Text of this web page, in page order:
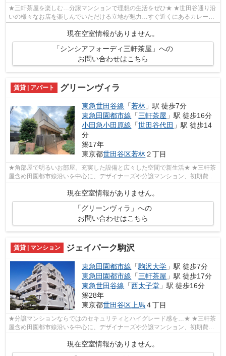
★三軒茶屋を楽しむ…分譲マンションで理想の生活をぜひ★ ★世田谷通り沿
いの様々なお店を楽しんでいただける立地が魅力…すぐ近くにあるカレー屋
さんはとても有名なところなんですよ♪もち...
現在空室情報がありません。
「シンシアフォーディ三軒茶屋」への
お問い合わせはこちら
賃貸 | アパート グリーンヴィラ
東急世田谷線 「若林 」駅 徒歩7分
東急田園都市線 「三軒茶屋 」駅 徒歩16分
小田急小田原線 「世田谷代田 」駅 徒歩14
分
築17年
東京都世田谷区若林２丁目
★角部屋で明るいお部屋。充実した設備と広々した空間で新生活★ ★三軒茶
屋含め田園都市線沿いを中心に、デザイナーズや分譲マンション、初期費用
現在空室情報がありません。
「グリーンヴィラ」への
お問い合わせはこちら
賃貸 | マンション ジェイパーク駒沢
東急田園都市線 「駒沢大学 」駅 徒歩7分
東急田園都市線 「三軒茶屋 」駅 徒歩17分
東急世田谷線 「西太子堂 」駅 徒歩16分
築28年
東京都世田谷区 上馬４丁目
★分譲マンションならではのセキュリティとハイグレード感を…★ ★三軒茶
屋含め田園都市線沿いを中心に、デザイナーズや分譲マンション、初期費用
現在空室情報がありません。